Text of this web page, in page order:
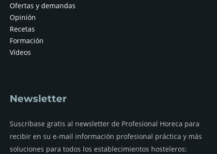
Ofertas y demandas
Opinión
Recetas
Formación
Vídeos
Newsletter
Suscríbase gratis al newsletter de Profesional Horeca para
recibir en su e-mail información profesional práctica y más
soluciones para todos los establecimientos hosteleros: